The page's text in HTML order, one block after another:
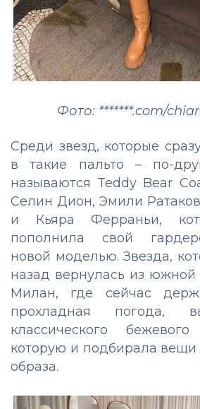
Фото: *******.com/
Среди звезд, которые
в такие пальто – по-
называются Teddy Bear
Селин Дион, Эмили
и Кьяра Ферраньи,
пополнила свой
новой моделью. Звезда,
назад вернулась из южной
Милан, где сейчас
прохладная погода,
классического
которую и подбирала вещи
образа.